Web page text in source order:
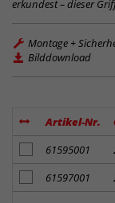
erkundest – dieser
Montage +
Bilddownload
Artikel-Nr.
Artikel zum
61595001
Artikel zum
61597001